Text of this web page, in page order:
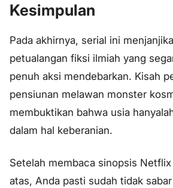
Kesimpulan
Pada akhirnya, serial ini
petualangan fiksi ilmiah yang
penuh aksi mendebarkan. Kisah
pensiunan melawan monster
membuktikan bahwa usia
dalam hal keberanian.
Setelah membaca sinopsis
atas, Anda pasti sudah tidak